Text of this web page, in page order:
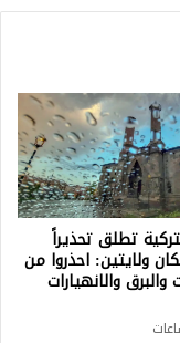
تطلق تحذيراً
ولايتين: احذروا من
والبرق والانهيارات